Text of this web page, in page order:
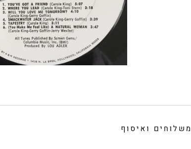
משלוחים ואיסוף